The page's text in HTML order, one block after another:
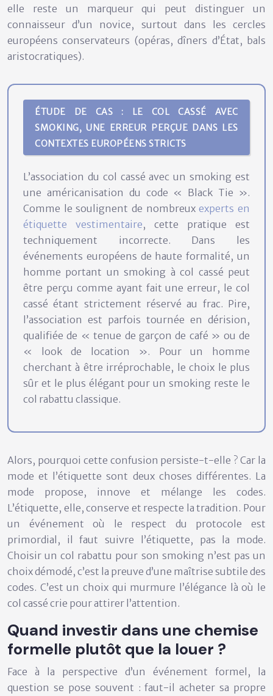
elle reste un marqueur qui peut distinguer un
connaisseur d’un novice, surtout dans les cercles
européens conservateurs (opéras, dîners d’État, bals
aristocratiques).
ÉTUDE DE CAS : LE COL CASSÉ AVEC
SMOKING, UNE ERREUR PERÇUE DANS LES
CONTEXTES EUROPÉENS STRICTS
L’association du col cassé avec un smoking est
une américanisation du code « Black Tie ».
Comme le soulignent de nombreuxexperts en
étiquette vestimentaire, cette pratique est
techniquement incorrecte. Dans les
événements européens de haute formalité, un
homme portant un smoking à col cassé peut
être perçu comme ayant fait une erreur, le col
cassé étant strictement réservé au frac. Pire,
l’association est parfois tournée en dérision,
qualifiée de « tenue de garçon de café » ou de
« look de location ». Pour un homme
cherchant à être irréprochable, le choix le plus
sûr et le plus élégant pour un smoking reste le
col rabattu classique.
Alors, pourquoi cette confusion persiste-t-elle ? Car la
mode et l’étiquette sont deux choses différentes. La
mode propose, innove et mélange les codes.
L’étiquette, elle, conserve et respecte la tradition. Pour
un événement où le respect du protocole est
primordial, il faut suivre l’étiquette, pas la mode.
Choisir un col rabattu pour son smoking n’est pas un
choix démodé, c’est la preuve d’une maîtrise subtile des
codes. C’est un choix qui murmure l’élégance là où le
col cassé crie pour attirer l’attention.
Quand investir dans une chemise
formelle plutôt que la louer ?
Face à la perspective d’un événement formel, la
question se pose souvent : faut-il acheter sa propre